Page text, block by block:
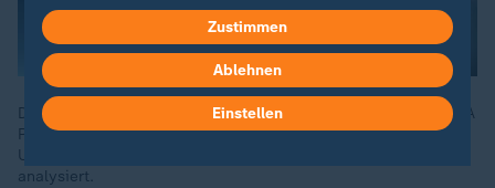
Die Tötung einer Frau durch einen ICE-Agenten löst in den USA
Proteste aus. Wie viel Macht hat die Einwanderungsbehörde?
Und wie gefährlich sind die Proteste für Trump? ZDFheute live
analysiert.
Zustimmen
Ablehnen
Einstellen